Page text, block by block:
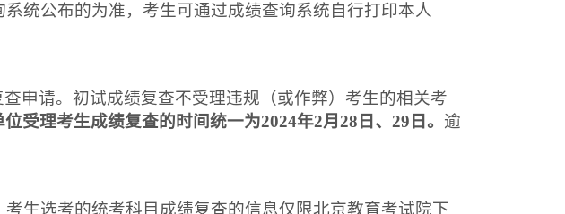
统公布的为准，考生可通过成绩查询系统自行打印本人
申请。初试成绩复查不受理违规（或作弊）考生的相关考
受理考生成绩复查的时间统一为2024年2月 28 日 、 29 日。 逾
生选考的统考科目成绩复查的信息仅限北京教育考试院下